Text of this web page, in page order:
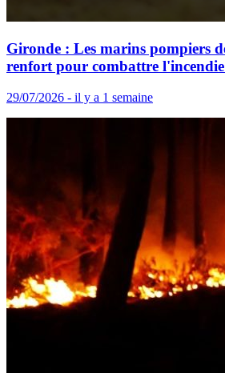
Gironde : Les marins pompiers
renfort pour combattre
29/07/2026 - il y a 1 semaine